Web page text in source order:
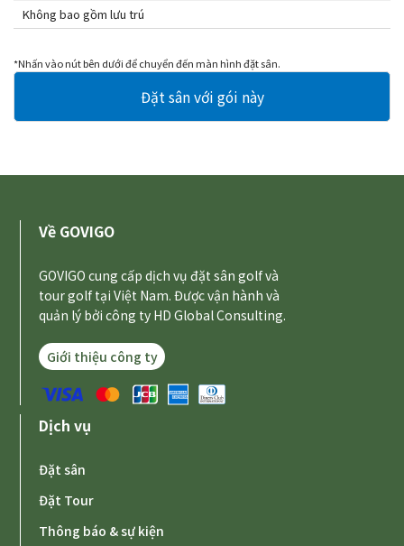
Không bao gồm lưu trú
*Nhấn vào nút bên dưới để chuyển đến màn hình đặt sân.
Về GOVIGO
GOVIGO cung cấp dịch vụ đặt sân golf và
tour golf tại Việt Nam. Được vận hành và
quản lý bởi công ty HD Global Consulting.
Giới thiệu công ty
Dịch vụ
Đặt sân
Đặt Tour
Thông báo & sự kiện